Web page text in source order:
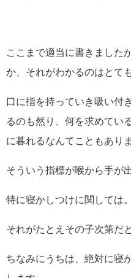
ここまで適当に書きました
か、それがわかるのはとて
口に指を持っていき吸い付
るのも然り、何を求めてい
に暮れるなんてこともあり
そういう指標が喉から手が
特に寝かしつけに関しては。
それがたとえその子次第だ
ちなみにうちは、絶対に寝